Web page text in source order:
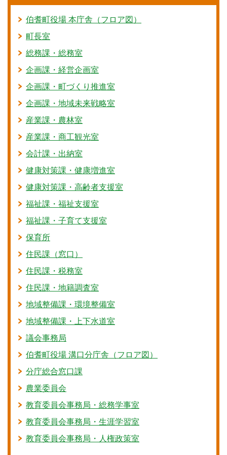
伯耆町役場 本庁舎（フロア図）
町長室
総務課・総務室
企画課・経営企画室
企画課・町づくり推進室
企画課・地域未来戦略室
産業課・農林室
産業課・商工観光室
会計課・出納室
健康対策課・健康増進室
健康対策課・高齢者支援室
福祉課・福祉支援室
福祉課・子育て支援室
保育所
住民課（窓口）
住民課・税務室
住民課・地籍調査室
地域整備課・環境整備室
地域整備課・上下水道室
議会事務局
伯耆町役場 溝口分庁舎（フロア図）
分庁総合窓口課
農業委員会
教育委員会事務局・総務学事室
教育委員会事務局・生涯学習室
教育委員会事務局・人権政策室